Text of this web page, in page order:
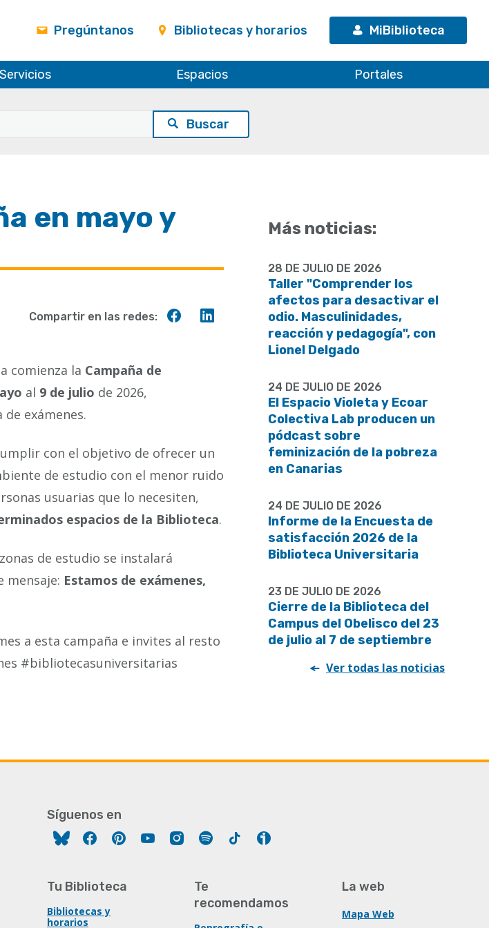
Pregúntanos Bibliotecas y horarios MiBiblioteca
Servicios Espacios Portales
en mayo y
Compartir
Compartir
Compartir en las redes:
comienza la Campaña de
al 9 de julio de 2026,
exámenes.
con el objetivo de ofrecer un
de estudio con el menor ruido
usuarias que lo necesiten,
espacios de la Biblioteca.
de estudio se instalará
mensaje: Estamos de exámenes,
a esta campaña e invites al resto
#bibliotecasuniversitarias
Más noticias:
28 DE JULIO DE 2026
Taller "Comprender los
afectos para desactivar el
odio. Masculinidades,
reacción y pedagogía", con
Lionel Delgado
24 DE JULIO DE 2026
El Espacio Violeta y Ecoar
Colectiva Lab producen un
pódcast sobre
feminización de la pobreza
en Canarias
24 DE JULIO DE 2026
Informe de la Encuesta de
satisfacción 2026 de la
Biblioteca Universitaria
23 DE JULIO DE 2026
Cierre de la Biblioteca del
Campus del Obelisco del 23
de julio al 7 de septiembre
Ver todas las noticias
Síguenos en
FacebookPinterestYouTubeInstagram
Spotify Tiktok
Tu Biblioteca
Bibliotecas y
horarios
Te
recomendamos
La web
Mapa Web